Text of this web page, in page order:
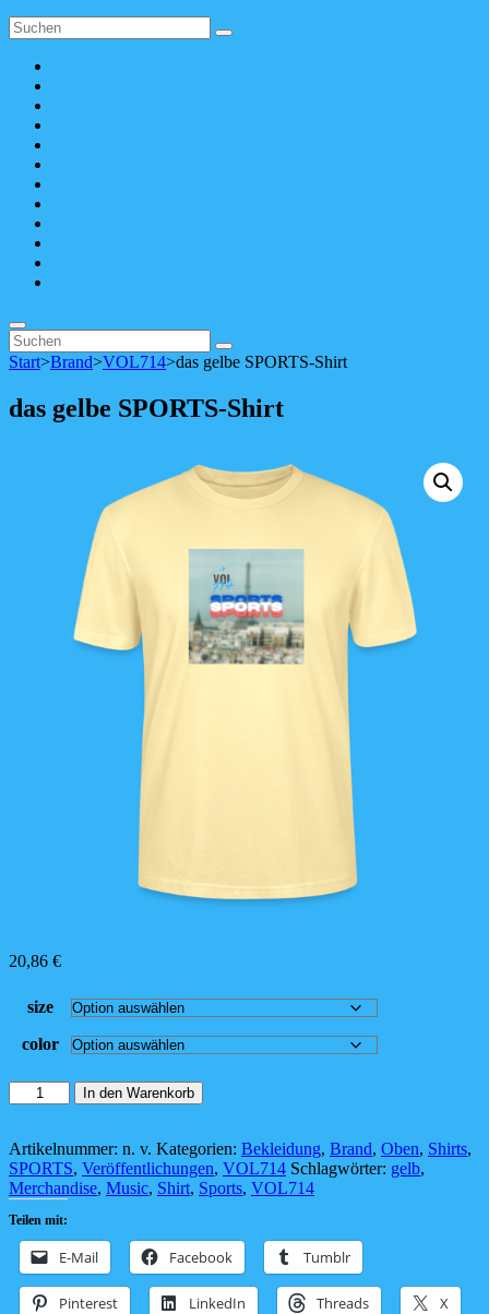
Search
for:
Search
Search
Search
for:
Search
Start>Brand>VOL714>das gelbe SPORTS-Shirt
das gelbe SPORTS-Shirt
20,86 €
size
color
gelbe
Shirt
Menge
In den Warenkorb
Artikelnummer: n. v. Kategorien: Bekleidung, Brand, Oben, Shirts,
SPORTS, Veröffentlichungen, VOL714 Schlagwörter: gelb,
Merchandise, Music, Shirt, Sports, VOL714
Teilen mit:
E-Mail Facebook Tumblr
Pinterest LinkedIn Threads X